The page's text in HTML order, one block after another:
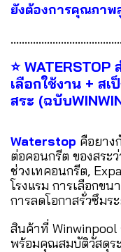
ยังต้องการคุณภาพ
⭐
เลือกใช้งาน + ส
สระ (ฉบับ
Waterstop คือยาง
ต่อคอนกรีต ของสระ
ช่วงเทคอนกรีต,
โรงแรม การเลือกข
การลดโอกาสรั่วซึมร
สินค้าที่
พร้อมคุณสมบัติวัสดุร